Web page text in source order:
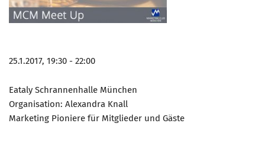
MarketingFrauen
Bundesverband Marketing Clubs
MARKETING PIONIERE
25.1.2017, 19:30 - 22:00
Eataly Schrannenhalle München
Organisation: Alexandra Knall
Marketing Pioniere für Mitglieder und Gäste